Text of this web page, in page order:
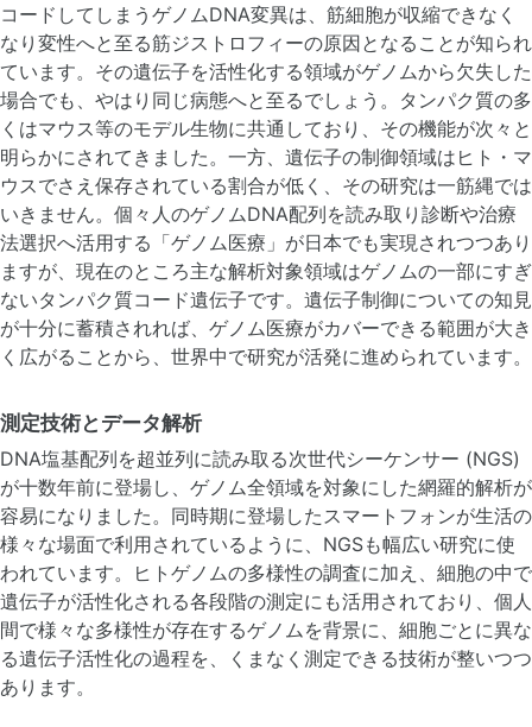
コードしてしまうゲノムDNA変異は、筋細胞が収縮できなく
なり変性へと至る筋ジストロフィーの原因となることが知られ
ています。その遺伝子を活性化する領域がゲノムから欠失した
場合でも、やはり同じ病態へと至るでしょう。タンパク質の多
くはマウス等のモデル生物に共通しており、その機能が次々と
明らかにされてきました。一方、遺伝子の制御領域はヒト・マ
ウスでさえ保存されている割合が低く、その研究は一筋縄では
いきません。個々人のゲノムDNA配列を読み取り診断や治療
法選択へ活用する「ゲノム医療」が日本でも実現されつつあり
ますが、現在のところ主な解析対象領域はゲノムの一部にすぎ
ないタンパク質コード遺伝子です。遺伝子制御についての知見
が十分に蓄積されれば、ゲノム医療がカバーできる範囲が大き
く広がることから、世界中で研究が活発に進められています。
測定技術とデータ解析
DNA塩基配列を超並列に読み取る次世代シーケンサー (NGS)
が十数年前に登場し、ゲノム全領域を対象にした網羅的解析が
容易になりました。同時期に登場したスマートフォンが生活の
様々な場面で利用されているように、NGSも幅広い研究に使
われています。ヒトゲノムの多様性の調査に加え、細胞の中で
遺伝子が活性化される各段階の測定にも活用されており、個人
間で様々な多様性が存在するゲノムを背景に、細胞ごとに異な
る遺伝子活性化の過程を、くまなく測定できる技術が整いつつ
あります。